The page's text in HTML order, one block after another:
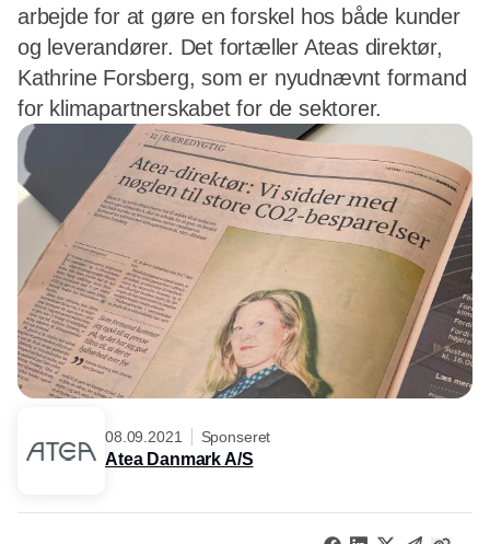
arbejde for at gøre en forskel hos både kunder
og leverandører. Det fortæller Ateas direktør,
Kathrine Forsberg, som er nyudnævnt formand
for klimapartnerskabet for de sektorer.
08.09.2021 Sponseret
Atea Danmark A/S